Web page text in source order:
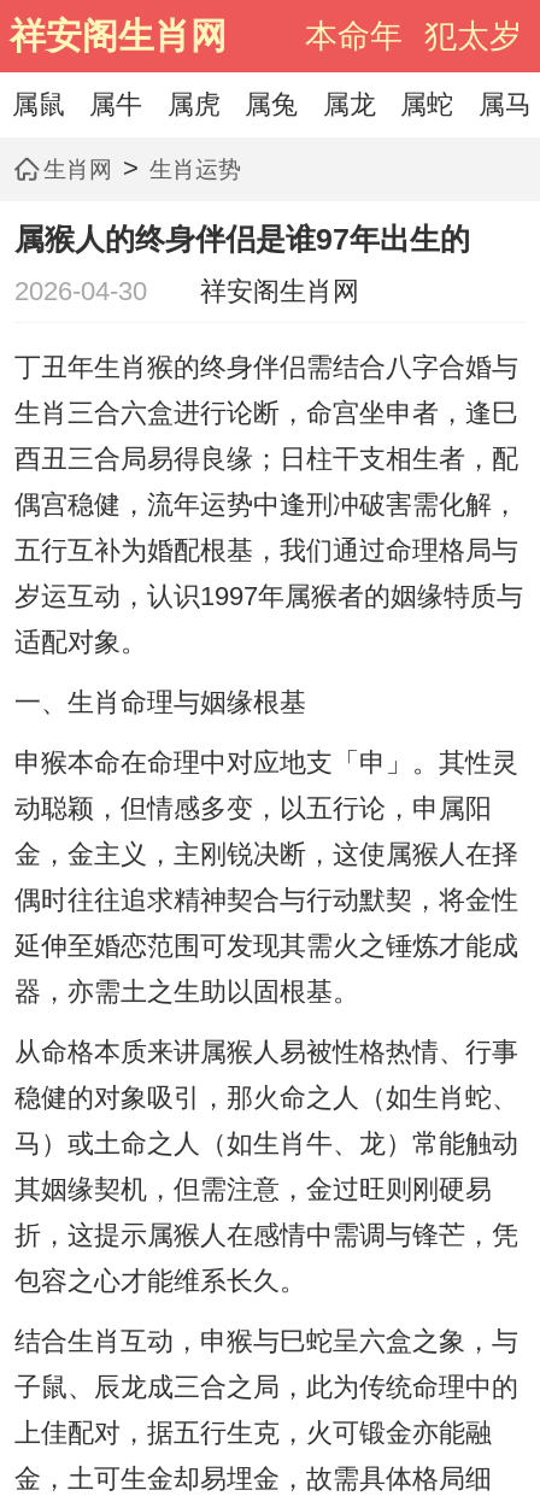
祥安阁生肖网 本命年 犯太岁
属鼠 属牛 属虎 属兔 属龙 属蛇 属马
生肖网 > 生肖运势
属猴人的终身伴侣是谁97年出生的
2026-04-30 祥安阁生肖网
丁丑年生肖猴的终身伴侣需结合八字合婚与
生肖三合六盒进行论断，命宫坐申者，逢巳
酉丑三合局易得良缘；日柱干支相生者，配
偶宫稳健，流年运势中逢刑冲破害需化解，
五行互补为婚配根基，我们通过命理格局与
岁运互动，认识1997年属猴者的姻缘特质与
适配对象。
一、生肖命理与姻缘根基
申猴本命在命理中对应地支「申」。其性灵
动聪颖，但情感多变，以五行论，申属阳
金，金主义，主刚锐决断，这使属猴人在择
偶时往往追求精神契合与行动默契，将金性
延伸至婚恋范围可发现其需火之锤炼才能成
器，亦需土之生助以固根基。
从命格本质来讲属猴人易被性格热情、行事
稳健的对象吸引，那火命之人（如生肖蛇、
马）或土命之人（如生肖牛、龙）常能触动
其姻缘契机，但需注意，金过旺则刚硬易
折，这提示属猴人在感情中需调与锋芒，凭
包容之心才能维系长久。
结合生肖互动，申猴与巳蛇呈六盒之象，与
子鼠、辰龙成三合之局，此为传统命理中的
上佳配对，据五行生克，火可锻金亦能融
金，土可生金却易埋金，故需具体格局细